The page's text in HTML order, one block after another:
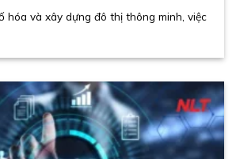
hóa và xây dựng đô thị thông minh, việc